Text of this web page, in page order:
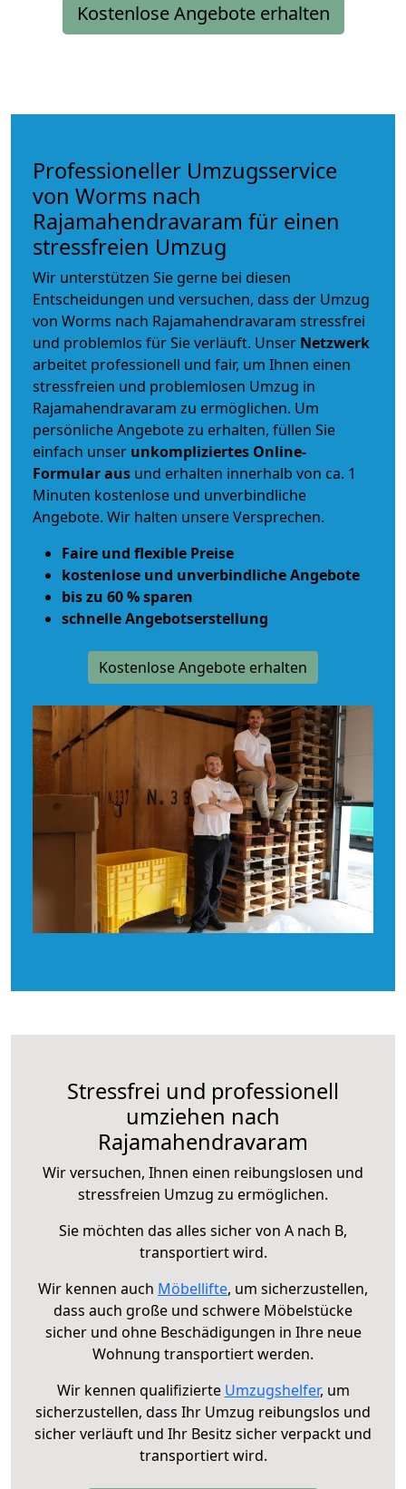
Kostenlose Angebote erhalten
Professioneller Umzugsservice
von Worms nach
Rajamahendravaram für einen
stressfreien Umzug
Wir unterstützen Sie gerne bei diesen
Entscheidungen und versuchen, dass der Umzug
von Worms nach Rajamahendravaram stressfrei
und problemlos für Sie verläuft. Unser Netzwerk
arbeitet professionell und fair, um Ihnen einen
stressfreien und problemlosen Umzug in
Rajamahendravaram zu ermöglichen. Um
persönliche Angebote zu erhalten, füllen Sie
einfach unser unkompliziertes Online-
Formular aus und erhalten innerhalb von ca. 1
Minuten kostenlose und unverbindliche
Angebote. Wir halten unsere Versprechen.
Faire und flexible Preise
kostenlose und unverbindliche Angebote
bis zu 60 % sparen
schnelle Angebotserstellung
Kostenlose Angebote erhalten
Stressfrei und professionell
umziehen nach
Rajamahendravaram
Wir versuchen, Ihnen einen reibungslosen und
stressfreien Umzug zu ermöglichen.
Sie möchten das alles sicher von A nach B,
transportiert wird.
Wir kennen auch Möbellifte, um sicherzustellen,
dass auch große und schwere Möbelstücke
sicher und ohne Beschädigungen in Ihre neue
Wohnung transportiert werden.
Wir kennen qualifizierte Umzugshelfer, um
sicherzustellen, dass Ihr Umzug reibungslos und
sicher verläuft und Ihr Besitz sicher verpackt und
transportiert wird.